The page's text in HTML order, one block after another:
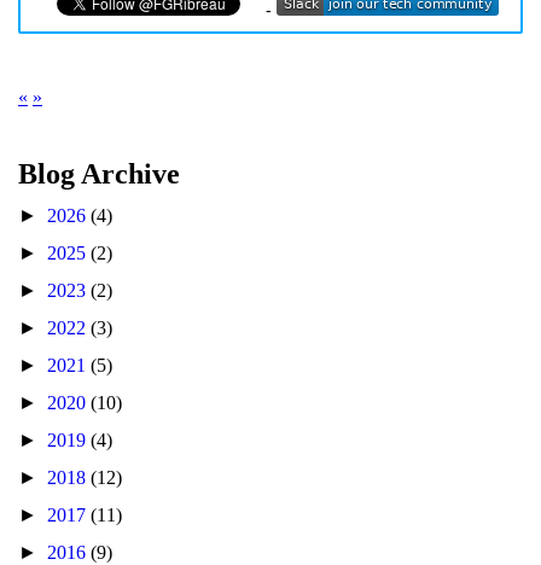
-
« »
Blog Archive
► 2026 (4)
► 2025 (2)
► 2023 (2)
► 2022 (3)
► 2021 (5)
► 2020 (10)
► 2019 (4)
► 2018 (12)
► 2017 (11)
► 2016 (9)